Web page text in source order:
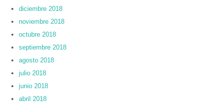
diciembre 2018
noviembre 2018
octubre 2018
septiembre 2018
agosto 2018
julio 2018
junio 2018
abril 2018